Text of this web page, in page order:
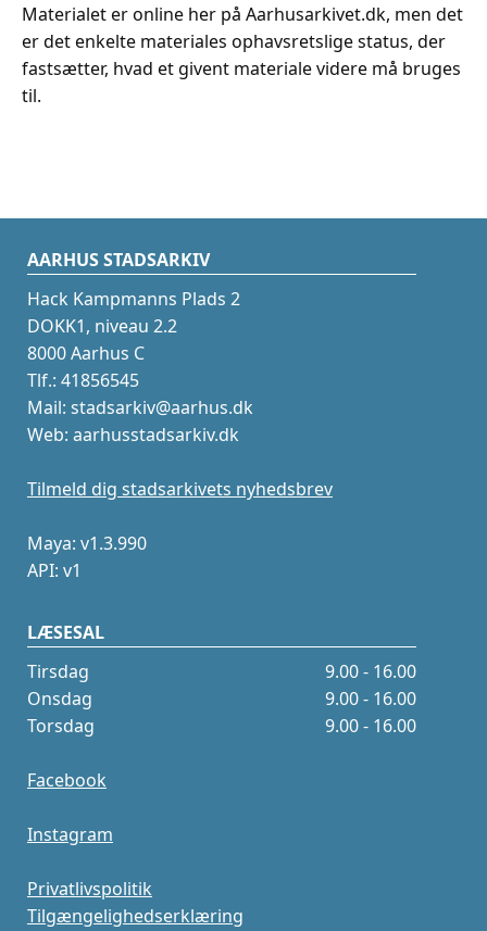
Materialet er online her på Aarhusarkivet.dk, men det
er det enkelte materiales ophavsretslige status, der
fastsætter, hvad et givent materiale videre må bruges
til.
AARHUS STADSARKIV
Hack Kampmanns Plads 2
DOKK1, niveau 2.2
8000 Aarhus C
Tlf.: 41856545
Mail: stadsarkiv@aarhus.dk
Web: aarhusstadsarkiv.dk
Tilmeld dig stadsarkivets nyhedsbrev
Maya: v1.3.990
API: v1
LÆSESAL
Tirsdag
9.00 - 16.00
Onsdag
9.00 - 16.00
Torsdag
9.00 - 16.00
Facebook
Instagram
Privatlivspolitik
Tilgængelighedserklæring